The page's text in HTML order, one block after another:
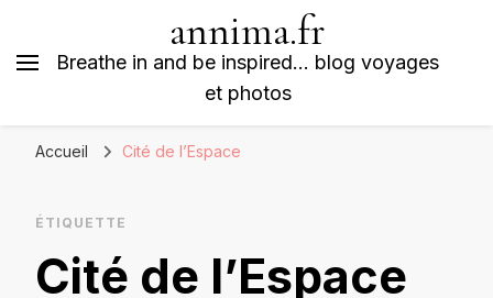
annima.fr
Breathe in and be inspired… blog voyages
et photos
Accueil Cité de l’Espace
ÉTIQUETTE
Cité de l’Espace